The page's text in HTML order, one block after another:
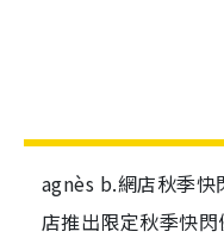
agnès b.網店秋季
店推出限定秋季快